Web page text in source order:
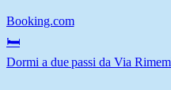
Booking.com
🛏️
Dormi a due passi da Via